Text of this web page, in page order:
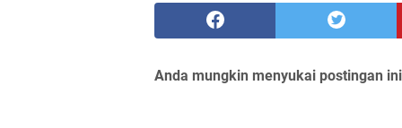
Anda mungkin menyukai postingan